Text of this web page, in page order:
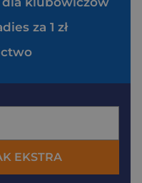
za 1 zł
EKSTRA